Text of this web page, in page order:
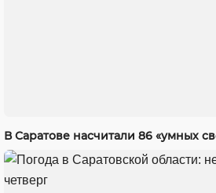
В Саратове насчитали 86 «умных